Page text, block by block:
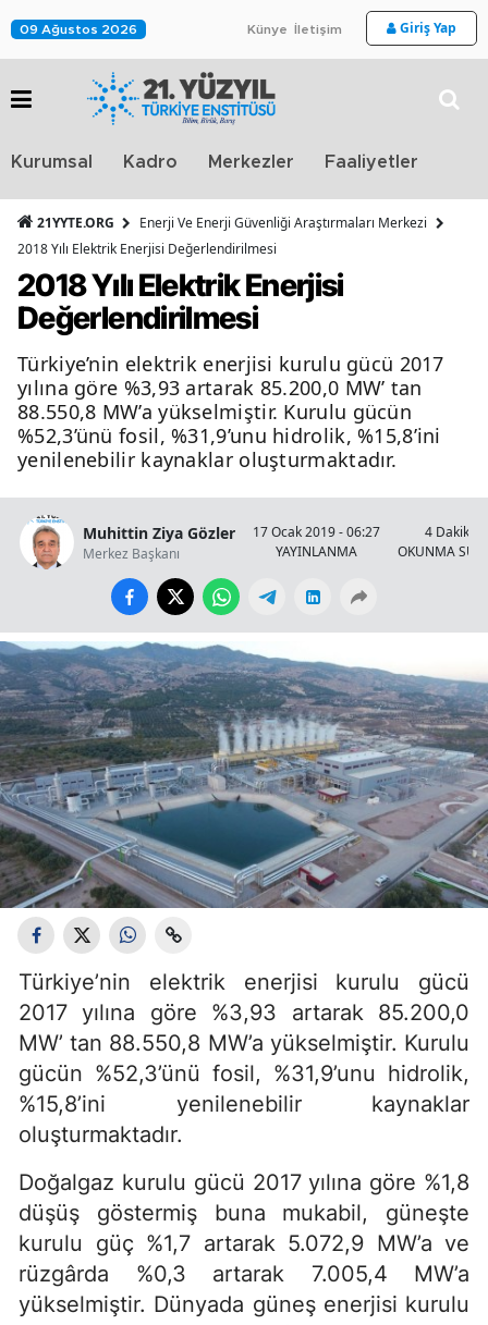
09 Ağustos 2026 Künye İletişim Giriş Yap
Kurumsal Kadro Merkezler Faaliyetler
21YYTE.ORG
Enerji Ve Enerji Güvenliği Araştırmaları Merkezi
2018 Yılı Elektrik Enerjisi Değerlendirilmesi
2018 Yılı Elektrik Enerjisi
Değerlendirilmesi
Türkiye’nin elektrik enerjisi kurulu gücü 2017
yılına göre %3,93 artarak 85.200,0 MW’ tan
88.550,8 MW’a yükselmiştir. Kurulu gücün
%52,3’ünü fosil, %31,9’unu hidrolik, %15,8’ini
yenilenebilir kaynaklar oluşturmaktadır.
Muhittin Ziya Gözler
Merkez Başkanı
17 Ocak 2019 - 06:27
YAYINLANMA
4 Dakika
OKUNMA
Türkiye’nin elektrik enerjisi kurulu gücü
2017 yılına göre %3,93 artarak 85.200,0
MW’ tan 88.550,8 MW’a yükselmiştir. Kurulu
gücün %52,3’ünü fosil, %31,9’unu hidrolik,
%15,8’ini yenilenebilir kaynaklar
oluşturmaktadır.
Doğalgaz kurulu gücü 2017 yılına göre %1,8
düşüş göstermiş buna mukabil, güneşte
kurulu güç %1,7 artarak 5.072,9 MW’a ve
rüzgârda %0,3 artarak 7.005,4 MW’a
yükselmiştir. Dünyada güneş enerjisi kurulu